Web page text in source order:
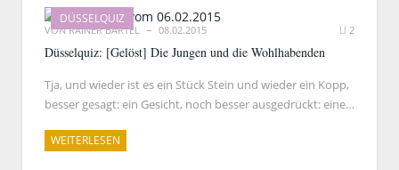
DÜSSELQUIZ
VONRAINER BARTEL 08.02.2015 2
Düsselquiz: [Gelöst] Die Jungen und die Wohlhabenden
Tja, und wieder ist es ein Stück Stein und wieder ein Kopp,
besser gesagt: ein Gesicht, noch besser ausgedrückt: eine…
WEITERLESEN